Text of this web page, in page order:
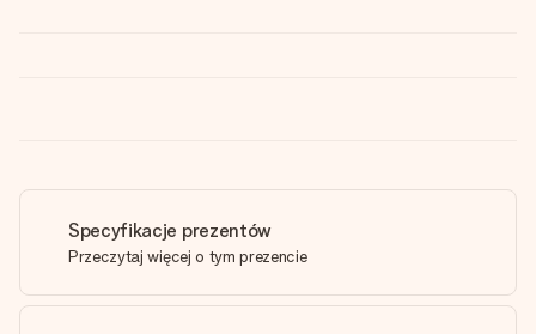
Specyfikacje prezentów
Przeczytaj więcej o tym prezencie